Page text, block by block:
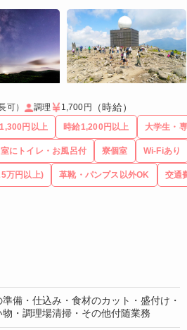
可） 調理 1,700円 （時給）
円以上 時給1,200円以上 大学生・
にトイレ・お風呂付 寮個室 Wi-Fiあり
万円以上) 革靴・パンプス以外OK 交通
備・仕込み・食材のカット・盛付け・
・調理場清掃・その他付随業務